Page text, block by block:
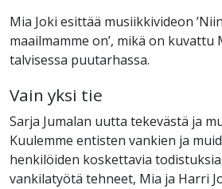
Mia Joki esittää musiikkivideon
maailmamme on’, mikä on kuvattu
talvisessa puutarhassa.
Vain yksi tie
Sarja Jumalan uutta tekevästä ja
Kuulemme entisten vankien ja
henkilöiden koskettavia
vankilatyötä tehneet, Mia ja Harri